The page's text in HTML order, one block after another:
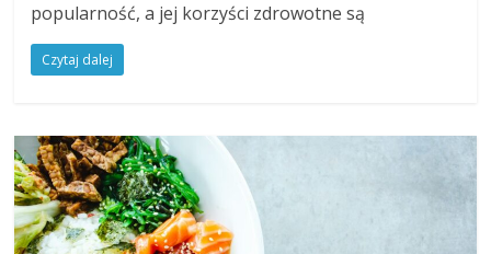
popularność, a jej korzyści zdrowotne są
Czytaj dalej